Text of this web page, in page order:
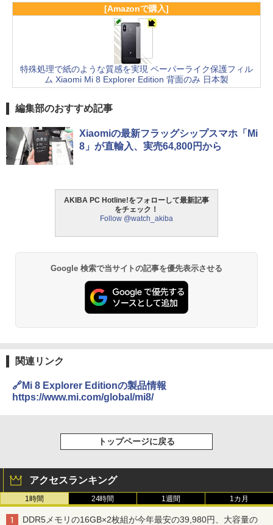
[Amazonで購入]
特殊処理で紙のような質感を実現 ペーパーライク保護フィル
ム Xiaomi Mi 8 Explorer Edition 背面のみ 日本製
編集部のおすすめ記事
Xiaomiの最新フラッグシップスマホ「Mi
8」が直輸入、実売64,800円から
AKIBA PC Hotline!をフォローして最新記事
をチェック！
Follow @watch_akiba
Google 検索で当サイトの記事を優先表示させる
関連リンク
🔗Mi 8 Explorer Editionの製品情報
https://www.mi.com/global/mi8/
トップページに戻る
アクセスランキング
1時間 24時間 1週間 1カ月
DDR5メモリの16GB×2枚組が今年最安の39,980円、大容量の